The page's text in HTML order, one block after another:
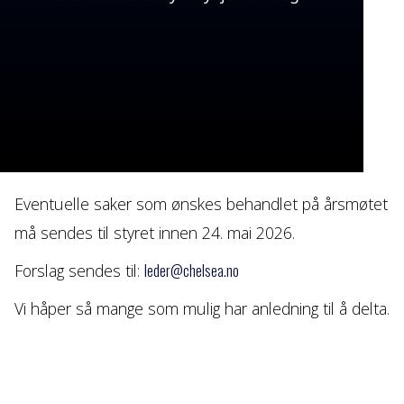
Eventuelle saker som ønskes behandlet på årsmøtet
må sendes til styret innen 24. mai 2026.
Forslag sendes til: leder@chelsea.no
Vi håper så mange som mulig har anledning til å delta.